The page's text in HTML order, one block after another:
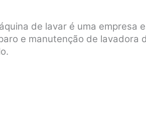
de lavar é uma empresa
e manutenção de lavadora